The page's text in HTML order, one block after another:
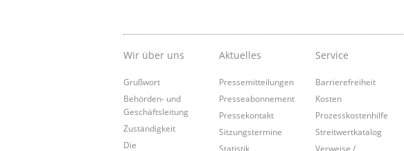
Wir über uns
Grußwort
Behörden- und
Geschäftsleitung
Zuständigkeit
Die
Aktuelles
Pressemitteilungen
Presseabonnement
Pressekontakt
Sitzungstermine
Statistik
Service
Barrierefreiheit
Kosten
Prozesskostenhilfe
Streitwertkatalog
Verweise /